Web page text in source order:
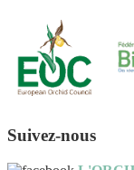
Suivez-nous